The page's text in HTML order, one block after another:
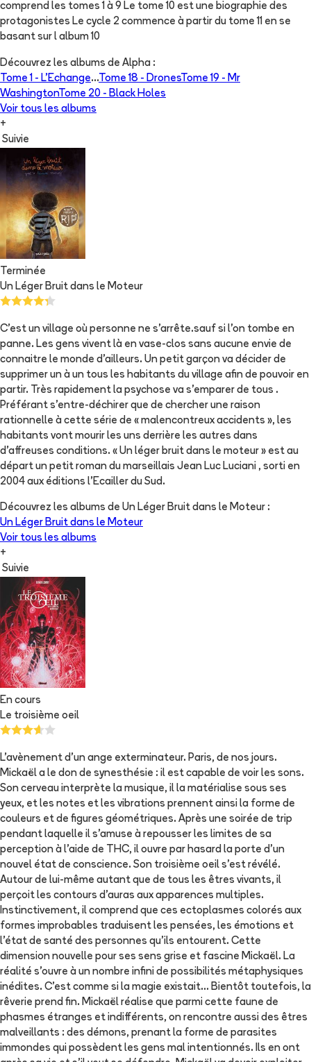
comprend les tomes 1 à 9 Le tome 10 est une biographie des
protagonistes Le cycle 2 commence à partir du tome 11 en se
basant sur l album 10
Découvrez les albums de Alpha :
Tome 1 - L'Echange...Tome 18 - DronesTome 19 - Mr
WashingtonTome 20 - Black Holes
Voir tous les albums
+
Suivie
Terminée
Un Léger Bruit dans le Moteur
C'est un village où personne ne s'arrête.sauf si l'on tombe en
panne. Les gens vivent là en vase-clos sans aucune envie de
connaitre le monde d'ailleurs. Un petit garçon va décider de
supprimer un à un tous les habitants du village afin de pouvoir en
partir. Très rapidement la psychose va s'emparer de tous .
Préférant s'entre-déchirer que de chercher une raison
rationnelle à cette série de « malencontreux accidents », les
habitants vont mourir les uns derrière les autres dans
d'affreuses conditions. « Un léger bruit dans le moteur » est au
départ un petit roman du marseillais Jean Luc Luciani , sorti en
2004 aux éditions l'Ecailler du Sud.
Découvrez les albums de Un Léger Bruit dans le Moteur :
Un Léger Bruit dans le Moteur
Voir tous les albums
+
Suivie
En cours
Le troisième oeil
L'avènement d'un ange exterminateur. Paris, de nos jours.
Mickaël a le don de synesthésie : il est capable de voir les sons.
Son cerveau interprète la musique, il la matérialise sous ses
yeux, et les notes et les vibrations prennent ainsi la forme de
couleurs et de figures géométriques. Après une soirée de trip
pendant laquelle il s'amuse à repousser les limites de sa
perception à l'aide de THC, il ouvre par hasard la porte d'un
nouvel état de conscience. Son troisième oeil s'est révélé.
Autour de lui-même autant que de tous les êtres vivants, il
perçoit les contours d'auras aux apparences multiples.
Instinctivement, il comprend que ces ectoplasmes colorés aux
formes improbables traduisent les pensées, les émotions et
l'état de santé des personnes qu'ils entourent. Cette
dimension nouvelle pour ses sens grise et fascine Mickaël. La
réalité s'ouvre à un nombre infini de possibilités métaphysiques
inédites. C'est comme si la magie existait... Bientôt toutefois, la
rêverie prend fin. Mickaël réalise que parmi cette faune de
phasmes étranges et indifférents, on rencontre aussi des êtres
malveillants : des démons, prenant la forme de parasites
immondes qui possèdent les gens mal intentionnés. Ils en ont